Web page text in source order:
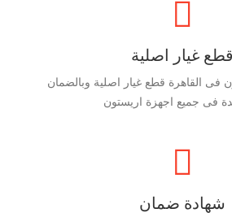
قطع غيار اصلية
فى القاهرة قطع غيار اصلية وبالضمان
فى جميع اجهزة اريستون
شهادة ضمان